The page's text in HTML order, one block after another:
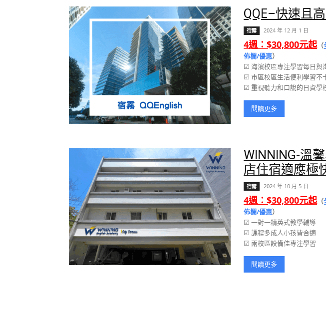
QQE–快速且
宿霧 2024 年 12 月 1 日
4週：$30,800元起（
佈欄/優惠）
☑ 海濱校區專注學習每日與
☑ 市區校區生活便利學習不
☑ 重視聽力和口說的日資學
閱讀更多
WINNING-溫
店住宿適應極
宿霧 2024 年 10 月 5 日
4週：$30,800元起（
佈欄/優惠）
☑ 一對一精英式教學輔導
☑ 課程多成人小孩皆合適
☑ 兩校區設備佳專注學習
閱讀更多